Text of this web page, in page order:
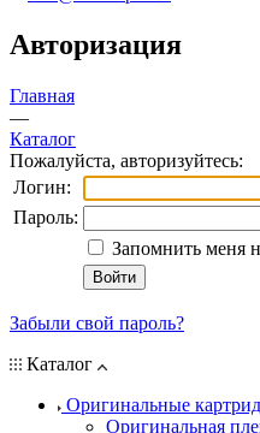
Авторизация
Главная
—
Каталог
Пожалуйста, авторизуйтесь:
Логин:
Пароль:
Запомнить меня
Забыли свой пароль?
Каталог
Оригинальные
Оригинальная